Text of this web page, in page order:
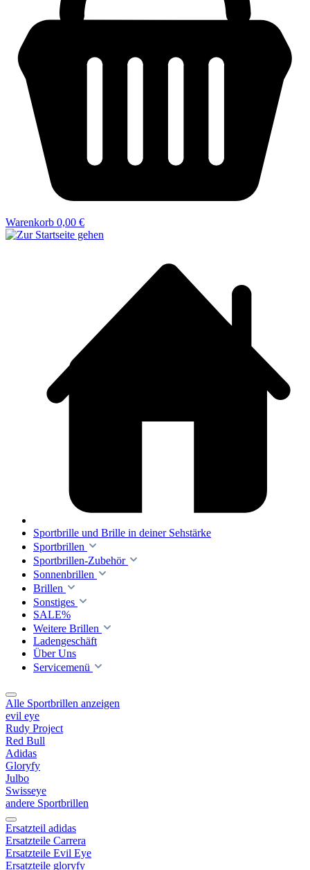
Warenkorb 0,00 €
Sportbrille und Brille in deiner Sehstärke
Sportbrillen
Sportbrillen-Zubehör
Sonnenbrillen
Brillen
Sonstiges
SALE%
Weitere Brillen
Ladengeschäft
Über Uns
Servicemenü
Alle Sportbrillen anzeigen
evil eye
Rudy Project
Red Bull
Adidas
Gloryfy
Julbo
Swisseye
andere Sportbrillen
Ersatzteil adidas
Ersatzteile Carrera
Ersatzteile Evil Eye
Ersatzteile gloryfy